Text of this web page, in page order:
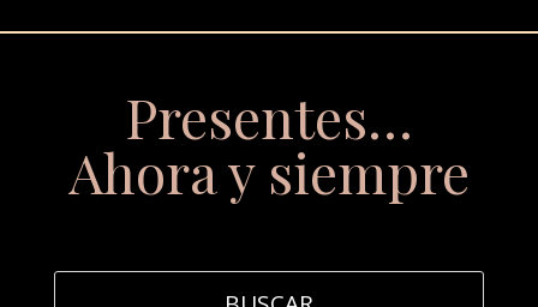
Presentes…
Ahora y siempre